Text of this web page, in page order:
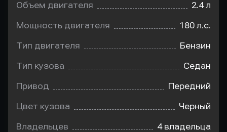
Объем двигателя 2.4 л
Мощность двигателя 180 л.с.
Тип двигателя Бензин
Тип кузова Седан
Привод Передний
Цвет кузова Черный
Владельцев 4 владельца